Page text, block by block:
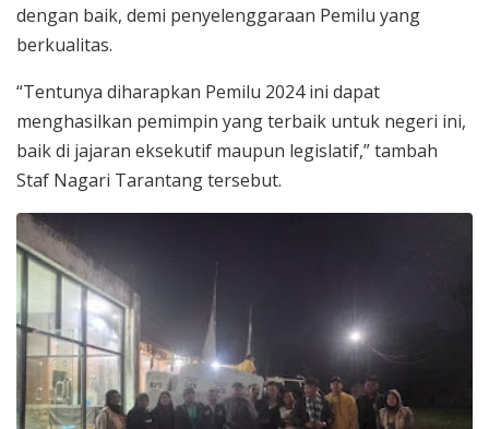
dengan baik, demi penyelenggaraan Pemilu yang
berkualitas.
“Tentunya diharapkan Pemilu 2024 ini dapat
menghasilkan pemimpin yang terbaik untuk negeri ini,
baik di jajaran eksekutif maupun legislatif,” tambah
Staf Nagari Tarantang tersebut.